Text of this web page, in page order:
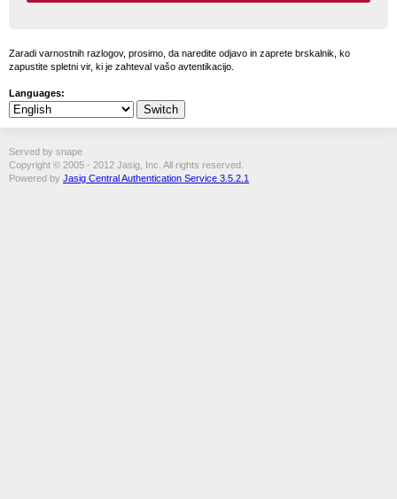
Zaradi varnostnih razlogov, prosimo, da naredite odjavo in zaprete brskalnik, ko
zapustite spletni vir, ki je zahteval vašo avtentikacijo.
Languages:
Served by snape
Copyright © 2005 - 2012 Jasig, Inc. All rights reserved.
Powered by Jasig Central Authentication Service 3.5.2.1